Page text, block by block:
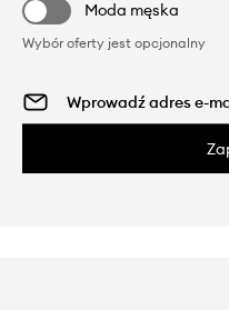
Moda męska
Wybór oferty jest opcjonalny